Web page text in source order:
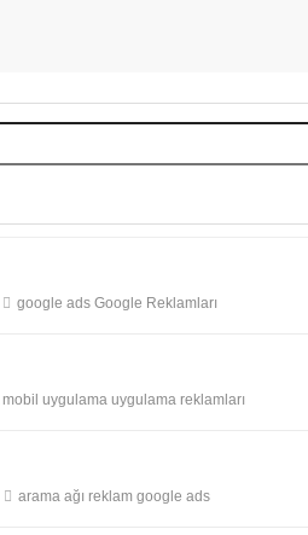
google ads Google Reklamları
mobil uygulama uygulama reklamları
arama ağı reklam google ads